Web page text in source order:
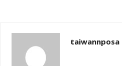
taiwannposa